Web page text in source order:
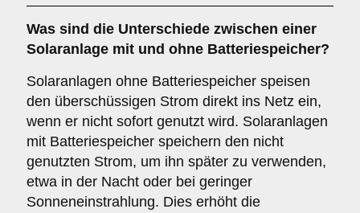
Was sind die Unterschiede zwischen einer
Solaranlage mit und ohne Batteriespeicher?
Solaranlagen ohne Batteriespeicher speisen
den überschüssigen Strom direkt ins Netz ein,
wenn er nicht sofort genutzt wird. Solaranlagen
mit Batteriespeicher speichern den nicht
genutzten Strom, um ihn später zu verwenden,
etwa in der Nacht oder bei geringer
Sonneneinstrahlung. Dies erhöht die